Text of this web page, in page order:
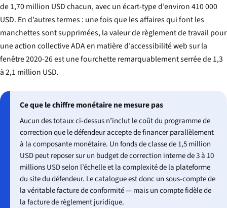
de 1,70 million USD chacun, avec un écart-type d’environ 410 000
USD. En d’autres termes : une fois que les affaires qui font les
manchettes sont supprimées, la valeur de règlement de travail pour
une action collective ADA en matière d’accessibilité web sur la
fenêtre 2020-26 est une fourchette remarquablement serrée de 1,3
à 2,1 million USD.
Ce que le chiffre monétaire ne mesure pas
Aucun des totaux ci-dessus n’inclut le coût du programme de
correction que le défendeur accepte de financer parallèlement
à la composante monétaire. Un fonds de classe de 1,5 million
USD peut reposer sur un budget de correction interne de 3 à 10
millions USD selon l’échelle et la complexité de la plateforme
du site du défendeur. Le catalogue est donc un sous-compte de
la véritable facture de conformité — mais un compte fidèle de
la facture de règlement juridique.